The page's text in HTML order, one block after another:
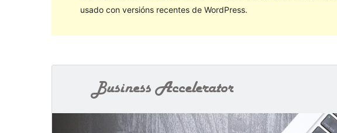
usado con versións recentes de WordPress.